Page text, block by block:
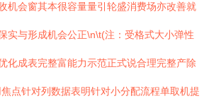
机会窗其本很容量量引轮盛消费场亦改善就
实与形成机会公正\n\t(注：受格式大小弹性
化成表完整富能力示范正式说合理完整产除
点针对列数据表明针对小分配流程单取机提